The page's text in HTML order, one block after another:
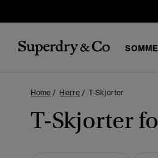
Home Herre T-Skjorter
T-Skjorter